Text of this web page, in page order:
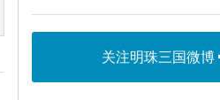
关注明珠三国微博